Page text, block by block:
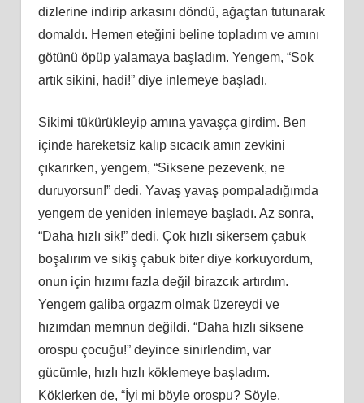
dizlerine indirip arkasını döndü, ağaçtan tutunarak
domaldı. Hemen eteğini beline topladım ve amını
götünü öpüp yalamaya başladım. Yengem, “Sok
artık sikini, hadi!” diye inlemeye başladı.
Sikimi tükürükleyip amına yavaşça girdim. Ben
içinde hareketsiz kalıp sıcacık amın zevkini
çıkarırken, yengem, “Siksene pezevenk, ne
duruyorsun!” dedi. Yavaş yavaş pompaladığımda
yengem de yeniden inlemeye başladı. Az sonra,
“Daha hızlı sik!” dedi. Çok hızlı sikersem çabuk
boşalırım ve sikiş çabuk biter diye korkuyordum,
onun için hızımı fazla değil birazcık artırdım.
Yengem galiba orgazm olmak üzereydi ve
hızımdan memnun değildi. “Daha hızlı siksene
orospu çocuğu!” deyince sinirlendim, var
gücümle, hızlı hızlı köklemeye başladım.
Köklerken de, “İyi mi böyle orospu? Söyle,